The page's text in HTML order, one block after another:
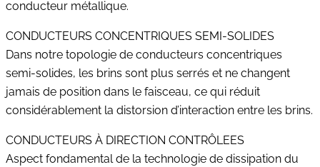
conducteur métallique.
CONDUCTEURS CONCENTRIQUES SEMI-SOLIDES
Dans notre topologie de conducteurs concentriques
semi-solides, les brins sont plus serrés et ne changent
jamais de position dans le faisceau, ce qui réduit
considérablement la distorsion d’interaction entre les brins.
CONDUCTEURS À DIRECTION CONTRÔLEES
Aspect fondamental de la technologie de dissipation du